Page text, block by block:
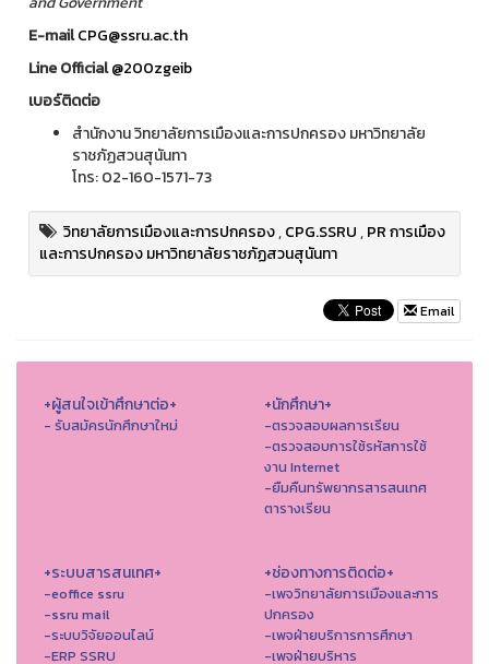
E-mailCPG@ssru.ac.th
Line Official@200zgeib
เบอร์ติดต่อ
สำนักงาน วิทยาลัยการเมืองและการปกครอง มหาวิทยาลัย
ราชภัฏสวนสุนันทา
โทร: 02-160-1571-73
วิทยาลัยการเมืองและการปกครอง,CPG.SSRU,PR การเมือง
และการปกครอง มหาวิทยาลัยราชภัฏสวนสุนันทา
Email
+ผู้สนใจเข้าศึกษาต่อ+
- รับสมัครนักศึกษาใหม่
+นักศึกษา+
-ตรวจสอบผลการเรียน
-ตรวจสอบการใช้รหัสการใช้
งาน Internet
-ยืมคืนทรัพยากรสารสนเทศ
ตารางเรียน
+ระบบสารสนเทศ+
-eoffice ssru
-ssru mail
-ระบบวิจัยออนไลน์
-ERP SSRU
+ช่องทางการติดต่อ+
-เพจวิทยาลัยการเมืองและการ
ปกครอง
-เพจฝ่ายบริการการศึกษา
-เพจฝ่ายบริหาร